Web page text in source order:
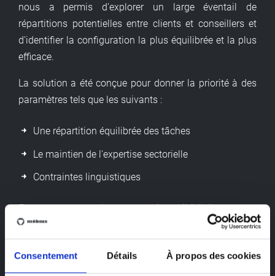
Consentement Détails À propos des cookies
nous a permis d'explorer un large éventail de
répartitions potentielles entre clients et conseillers et
d'identifier la configuration la plus équilibrée et la plus
efficace.
La solution a été conçue pour donner la priorité à des
paramètres tels que les suivants :
Une répartition équilibrée des tâches
Le maintien de l'expertise sectorielle
Contraintes linguistiques
En tenant compte de ces contraintes, il fallait respecter
la relation client-conseiller à long terme de
l'organisation. Il était donc important que, dans la
mesure du possible, les clients restent avec leurs